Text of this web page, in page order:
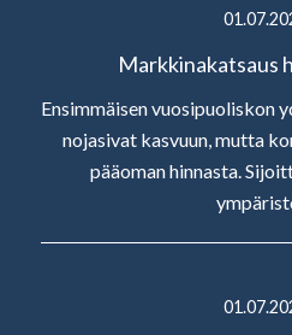
Markkinakatsaus
Ensimmäisen vuosipuoliskon
nojasivat kasvuun, mutta
pääoman hinnasta.